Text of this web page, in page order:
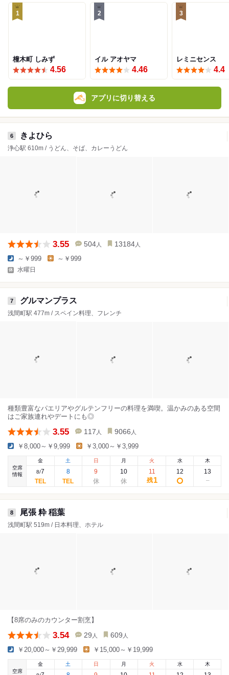
1
橦木町 しみず
4.56
2
イル アオヤマ
4.46
3
レミニセンス
4.4
アプリに切り替える
6 きよひら
浄心駅 610m / うどん、そば、カレーうどん
3.55 504 人 13184 人
～￥999 ～￥999
水曜日
7 グルマンプラス
浅間町駅 477m / スペイン料理、フレンチ
種類豊富なパエリアやグルテンフリーの料理を満喫。温かみのある空間
はご家族連れやデートにも◎
3.55 117 人 9066 人
￥8,000～￥9,999 ￥3,000～￥3,999
空席
情報
金
8/7
土
8
日
9
月
10
火
11
残1
水
12
木
13
8 尾張 粋 稲葉
浅間町駅 519m / 日本料理、ホテル
【8席のみのカウンター割烹】
3.54 29 人 609 人
￥20,000～￥29,999 ￥15,000～￥19,999
空席
金
土 日 月 火 水 木